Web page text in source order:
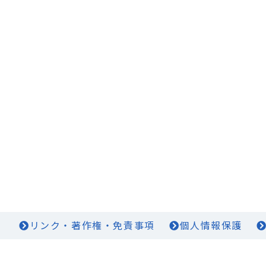
リンク・著作権・免責事項 個人情報保護